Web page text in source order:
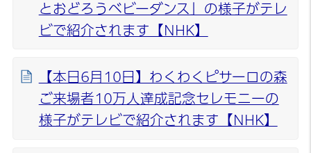
とおどろうベビーダンス」の様子がテレ
ビで紹介されます【NHK】
【本日6月10日】わくわくピサーロの森
ご来場者10万人達成記念セレモニーの
様子がテレビで紹介されます【NHK】